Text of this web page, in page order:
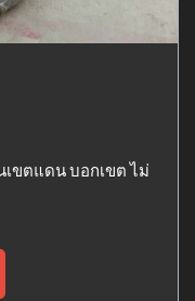
เขตแดน บอกเขต ไม่